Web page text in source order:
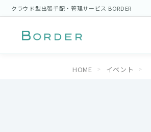
クラウド型出張手配・管理サービス BORDER
HOME イベント